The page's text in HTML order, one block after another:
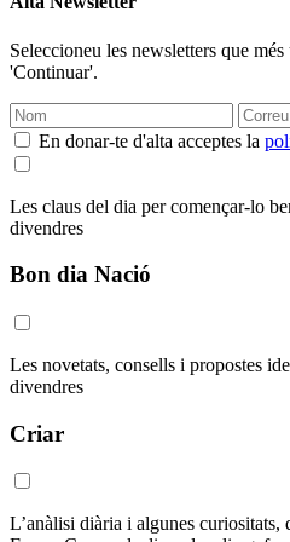
Seleccioneu les newsletters que
'Continuar'.
En donar-te d'alta acceptes la
Les claus del dia per començar-lo
divendres
Bon dia Nació
Les novetats, consells i propostes
divendres
Criar
L’anàlisi diària i algunes